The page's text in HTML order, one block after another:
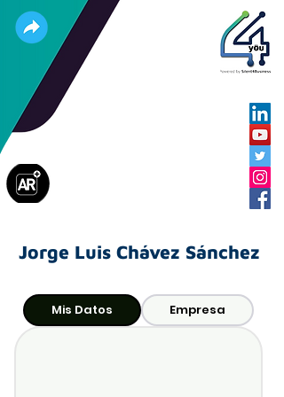
Jorge Luis Chávez Sánchez
Mis Datos Empresa